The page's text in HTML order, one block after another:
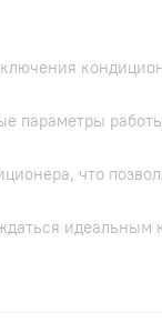
параметры
что